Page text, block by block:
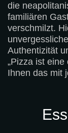
die
familiären
verschmilzt.
Authentizität
„Pizza ist
Ihnen das mit